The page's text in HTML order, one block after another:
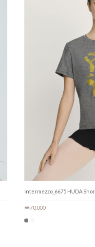
Intermezzo_6675 HUDA
￦70,000